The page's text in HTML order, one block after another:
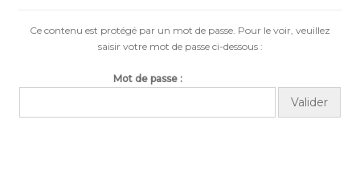
Ce contenu est protégé par un mot de passe. Pour le voir, veuillez
saisir votre mot de passe ci-dessous :
Mot de passe :